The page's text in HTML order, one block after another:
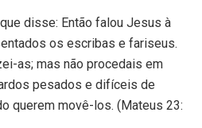
disse: Então falou Jesus à
os escribas e fariseus.
as; mas não procedais em
pesados e difíceis de
querem movê-los. (Mateus 23: